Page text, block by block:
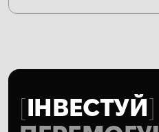
ІНВЕСТУЙ